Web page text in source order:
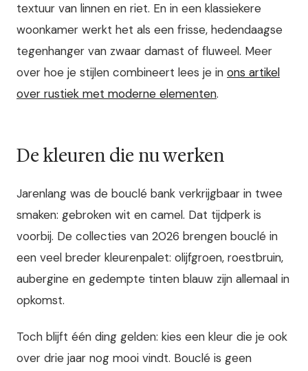
textuur van linnen en riet. En in een klassiekere
woonkamer werkt het als een frisse, hedendaagse
tegenhanger van zwaar damast of fluweel. Meer
over hoe je stijlen combineert lees je in ons artikel
over rustiek met moderne elementen.
De kleuren die nu werken
Jarenlang was de bouclé bank verkrijgbaar in twee
smaken: gebroken wit en camel. Dat tijdperk is
voorbij. De collecties van 2026 brengen bouclé in
een veel breder kleurenpalet: olijfgroen, roestbruin,
aubergine en gedempte tinten blauw zijn allemaal in
opkomst.
Toch blijft één ding gelden: kies een kleur die je ook
over drie jaar nog mooi vindt. Bouclé is geen